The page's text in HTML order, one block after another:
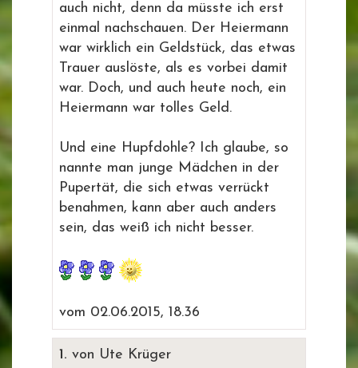
auch nicht, denn da müsste ich erst
einmal nachschauen. Der Heiermann
war wirklich ein Geldstück, das etwas
Trauer auslöste, als es vorbei damit
war. Doch, und auch heute noch, ein
Heiermann war tolles Geld.
Und eine Hupfdohle? Ich glaube, so
nannte man junge Mädchen in der
Pupertät, die sich etwas verrückt
benahmen, kann aber auch anders
sein, das weiß ich nicht besser.
vom 02.06.2015, 18.36
1. von Ute Krüger